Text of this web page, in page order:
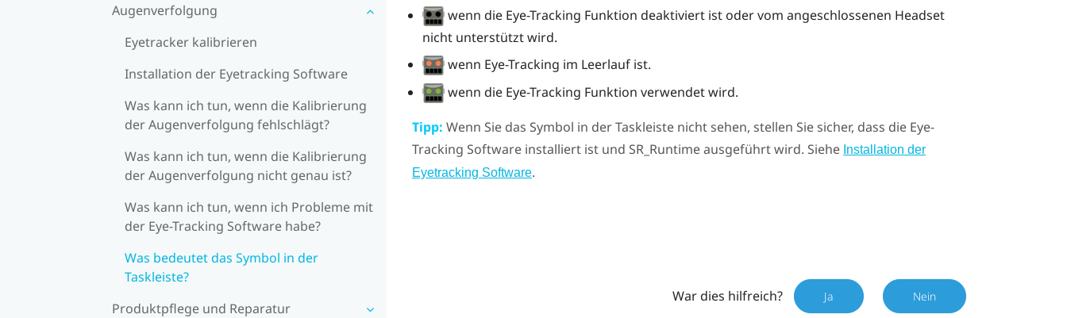
Augenverfolgung
Eyetracker kalibrieren
Installation der Eyetracking Software
Was kann ich tun, wenn die Kalibrierung
der Augenverfolgung fehlschlägt?
Was kann ich tun, wenn die Kalibrierung
der Augenverfolgung nicht genau ist?
Was kann ich tun, wenn ich Probleme mit
der Eye-Tracking Software habe?
Was bedeutet das Symbol in der
Taskleiste?
Produktpflege und Reparatur
wenn die Eye-Tracking Funktion deaktiviert ist oder vom angeschlossenen Headset
nicht unterstützt wird.
wenn Eye-Tracking im Leerlauf ist.
wenn die Eye-Tracking Funktion verwendet wird.
Tipp: Wenn Sie das Symbol in der Taskleiste nicht sehen, stellen Sie sicher, dass die Eye-
Tracking Software installiert ist und SR_Runtime ausgeführt wird. Siehe Installation der
Eyetracking Software.
War dies hilfreich? Ja Nein